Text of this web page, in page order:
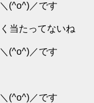
(^o^)／です
当たってないね
(^o^)／です
(^o^)／です